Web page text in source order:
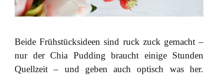
Beide Frühstücksideen sind ruck zuck gemacht –
nur der Chia Pudding braucht einige Stunden
Quellzeit – und geben auch optisch was her.